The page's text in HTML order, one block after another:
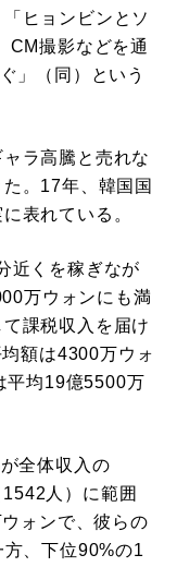
ヒョンビンとソ
CM撮影などを通
」（同）という
ラ高騰と売れな
。17年、韓国国
表れている。
近くを稼ぎなが
万ウォンにも満
課税収入を届け
額は4300万ウォ
平均19億5500万
全体収入の
人）に範囲
ォンで、彼らの
、下位90%の1